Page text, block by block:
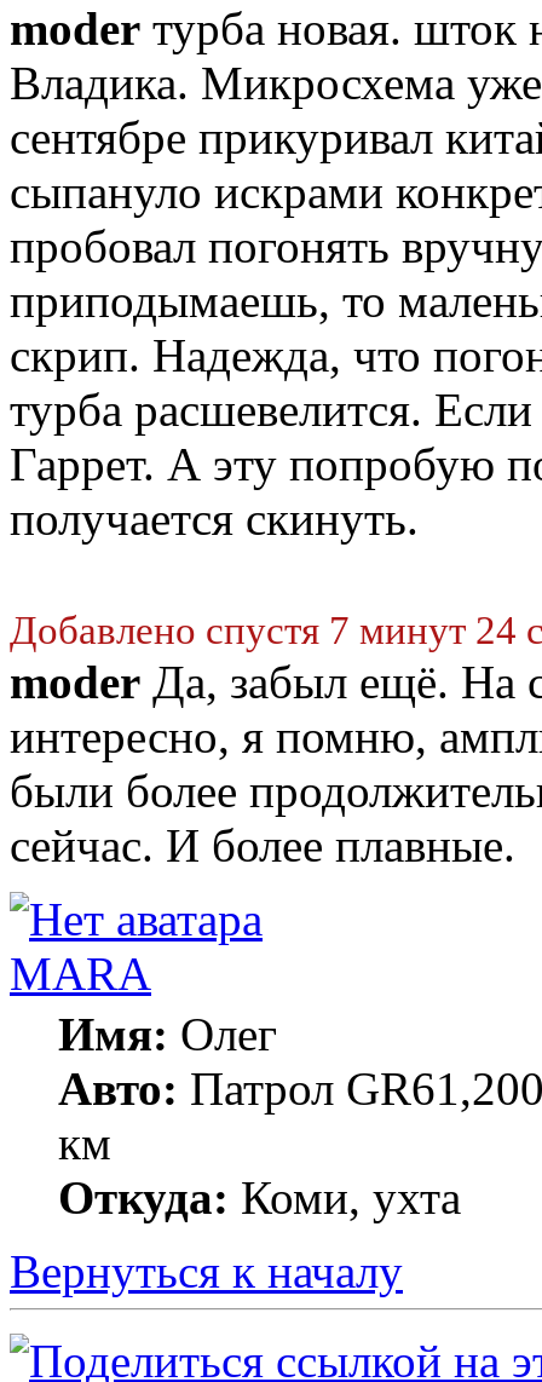
moder турба новая. шток
Владика. Микросхема
сентябре прикуривал
сыпануло искрами
пробовал погонять
приподымаешь, то
скрип. Надежда, что
турба расшевелится.
Гаррет. А эту попробую
получается скинуть.
Добавлено спустя 7 минут 24
moder Да, забыл ещё. На
интересно, я помню,
были более
сейчас. И более плавные.
MARA
Имя: Олег
Авто: Патрол
км
Откуда: Коми, ухта
Вернуться к началу